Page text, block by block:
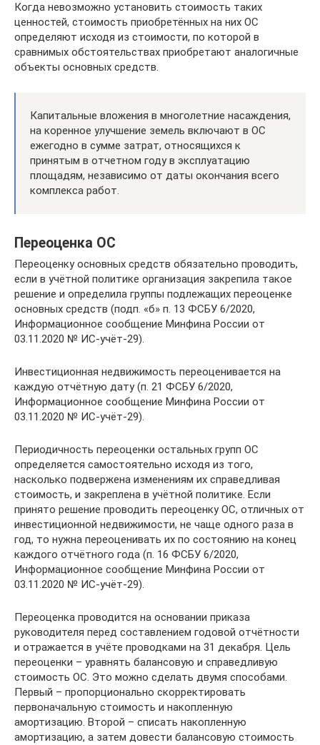
Когда невозможно установить стоимость таких
ценностей, стоимость приобретённых на них ОС
определяют исходя из стоимости, по которой в
сравнимых обстоятельствах приобретают аналогичные
объекты основных средств.
Капитальные вложения в многолетние насаждения,
на коренное улучшение земель включают в ОС
ежегодно в сумме затрат, относящихся к
принятым в отчетном году в эксплуатацию
площадям, независимо от даты окончания всего
комплекса работ.
Переоценка ОС
Переоценку основных средств обязательно проводить,
если в учётной политике организация закрепила такое
решение и определила группы подлежащих переоценке
основных средств (подп. «б» п. 13 ФСБУ 6/2020,
Информационное сообщение Минфина России от
03.11.2020 № ИС-учёт-29).
Инвестиционная недвижимость переоценивается на
каждую отчётную дату (п. 21 ФСБУ 6/2020,
Информационное сообщение Минфина России от
03.11.2020 № ИС-учёт-29).
Периодичность переоценки остальных групп ОС
определяется самостоятельно исходя из того,
насколько подвержена изменениям их справедливая
стоимость, и закреплена в учётной политике. Если
принято решение проводить переоценку ОС, отличных от
инвестиционной недвижимости, не чаще одного раза в
год, то нужна переоценивать их по состоянию на конец
каждого отчётного года (п. 16 ФСБУ 6/2020,
Информационное сообщение Минфина России от
03.11.2020 № ИС-учёт-29).
Переоценка проводится на основании приказа
руководителя перед составлением годовой отчётности
и отражается в учёте проводками на 31 декабря. Цель
переоценки – уравнять балансовую и справедливую
стоимость ОС. Это можно сделать двумя способами.
Первый – пропорционально скорректировать
первоначальную стоимость и накопленную
амортизацию. Второй – списать накопленную
амортизацию, а затем довести балансовую стоимость